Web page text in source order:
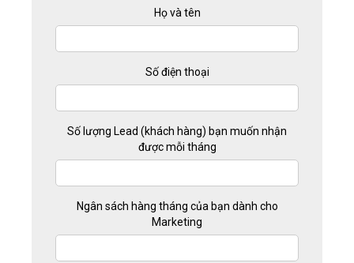
Họ và tên
Số lượng Lead (khách hàng) bạn muốn nhận
được mỗi tháng
Ngân sách hàng tháng của bạn dành cho
Marketing
Số điện thoại